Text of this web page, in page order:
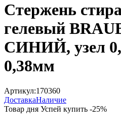
Стержень
гелевый
СИНИЙ, узел
0,38мм
Артикул:170360
ДоставкаНаличие
Товар дня Успей купить -25%